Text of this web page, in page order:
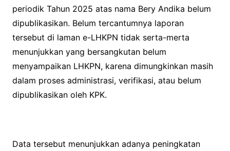
periodik Tahun 2025 atas nama Bery Andika belum
dipublikasikan. Belum tercantumnya laporan
tersebut di laman e-LHKPN tidak serta-merta
menunjukkan yang bersangkutan belum
menyampaikan LHKPN, karena dimungkinkan masih
dalam proses administrasi, verifikasi, atau belum
dipublikasikan oleh KPK.
Data tersebut menunjukkan adanya peningkatan